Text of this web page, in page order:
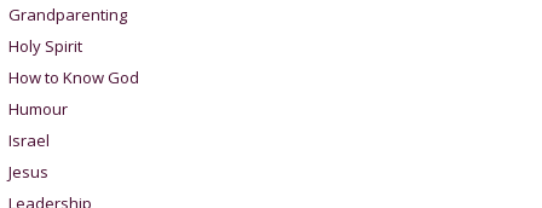
Grandparenting
Holy Spirit
How to Know God
Humour
Israel
Jesus
Leadership